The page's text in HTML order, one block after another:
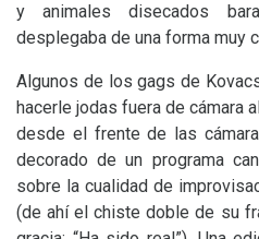
y animales disecados
desplegaba de una forma muy
Algunos de los gags de
hacerle jodas fuera de cámara
desde el frente de las
decorado de un programa
sobre la cualidad de
(de ahí el chiste doble de su